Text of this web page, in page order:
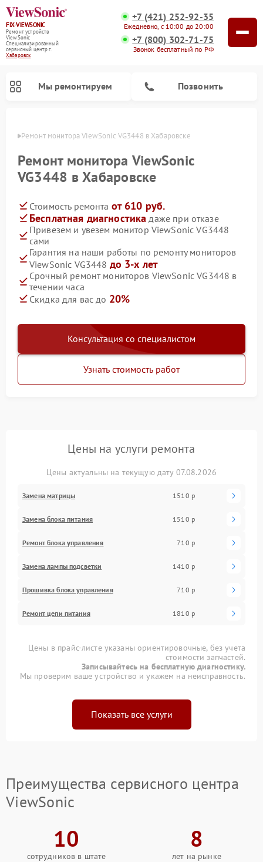
FIX-VIEWSONIC
Ремонт устройств
ViewSonic
Специализированный
cервисный центр г.
Хабаровск
+7 (421) 252-92-35
Ежедневно, с 10:00 до 20:00
+7 (800) 302-71-75
Звонок бесплатный по РФ
Мы ремонтируем Позвонить
Ремонт монитора ViewSonic VG3448 в Хабаровске
Ремонт монитора ViewSonic
VG3448 в Хабаровске
Стоимость ремонта от 610 руб.
Бесплатная диагностика даже при отказе
Привезем и увезем монитор ViewSonic VG3448
сами
Гарантия на наши работы по ремонту мониторов
ViewSonic VG3448 до 3-х лет
Срочный ремонт мониторов ViewSonic VG3448 в
течении часа
Скидка для вас до 20%
Консультация со специалистом
Узнать стоимость работ
Цены на услуги ремонта
Цены актуальны на текущую дату 07.08.2026
Замена матрицы 1510 р
Замена блока питания 1510 р
Ремонт блока управления 710 р
Замена лампы подсветки 1410 р
Прошивка блока управления 710 р
Ремонт цепи питания 1810 р
Цены в прайс-листе указаны ориентировочные, без учета
стоимости запчастей.
Записывайтесь на бесплатную диагностику.
Мы проверим ваше устройство и укажем на неисправность.
Показать все услуги
Преимущества сервисного центра
ViewSonic
10
сотрудников в штате
8
лет на рынке